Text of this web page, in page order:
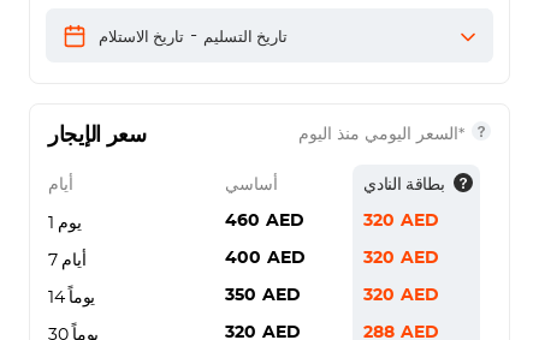
تاريخ الاستلام - تاريخ التسليم
سعر الإيجار *السعر اليومي منذ اليوم
أيام أساسي بطاقة النادي
يوم 1 460 AED 320 AED
7 أيام 400 AED 320 AED
14 يوماً 350 AED 320 AED
30 يوماً 320 AED 288 AED